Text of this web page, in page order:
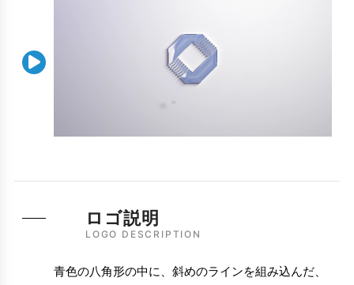

LOGO DESCRIPTION
ロゴ説明
青色の八角形の中に、斜めのラインを組み込んだ、